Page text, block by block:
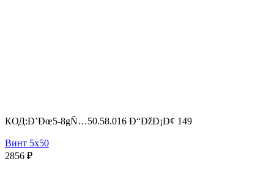
КОД:Ð’Ðœ5-8gÑ…50.58.016 Ð“ÐžÐ¡Ð¢ 149
Винт 5х50
2856 ₽